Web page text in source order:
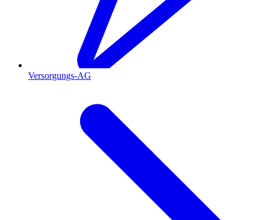
Versorgungs-AG